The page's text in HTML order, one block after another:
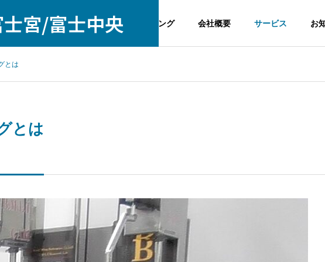
宮/富士中央
HOME 初動負荷トレーニング 会社概要 サービス お
とは
とは